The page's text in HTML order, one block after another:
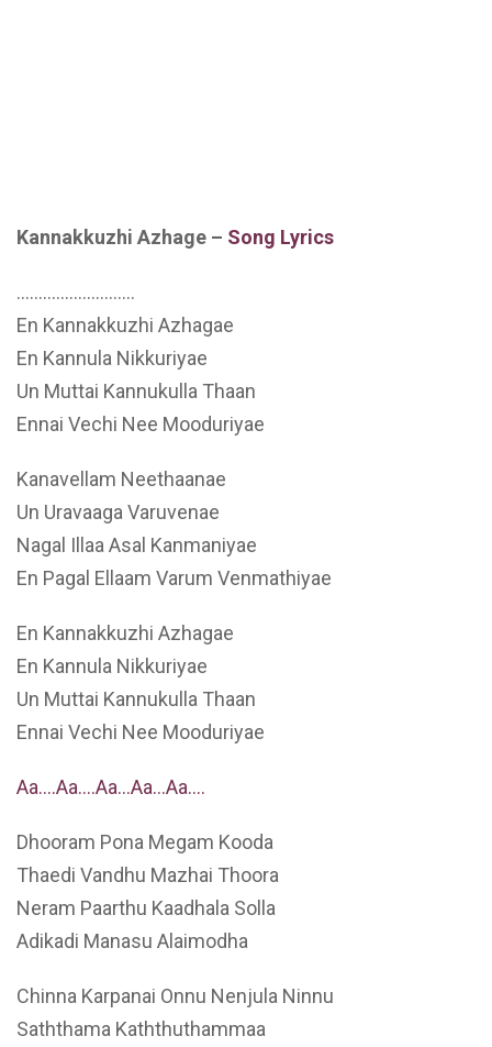
Kannakkuzhi Azhage – Song Lyrics
………………………
En Kannakkuzhi Azhagae
En Kannula Nikkuriyae
Un Muttai Kannukulla Thaan
Ennai Vechi Nee Mooduriyae
Kanavellam Neethaanae
Un Uravaaga Varuvenae
Nagal Illaa Asal Kanmaniyae
En Pagal Ellaam Varum Venmathiyae
En Kannakkuzhi Azhagae
En Kannula Nikkuriyae
Un Muttai Kannukulla Thaan
Ennai Vechi Nee Mooduriyae
Aa….Aa….Aa…Aa…Aa….
Dhooram Pona Megam Kooda
Thaedi Vandhu Mazhai Thoora
Neram Paarthu Kaadhala Solla
Adikadi Manasu Alaimodha
Chinna Karpanai Onnu Nenjula Ninnu
Saththama Kaththuthammaa